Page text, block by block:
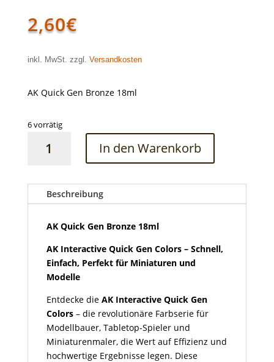
2,60€
inkl. MwSt. zzgl. Versandkosten
AK Quick Gen Bronze 18ml
6 vorrätig
Quick
18ml
Menge
In den Warenkorb
Beschreibung
AK Quick Gen Bronze 18ml
AK Interactive Quick Gen Colors – Schnell,
Einfach, Perfekt für Miniaturen und
Modelle
Entdecke die AK Interactive Quick Gen
Colors– die revolutionäre Farbserie für
Modellbauer, Tabletop-Spieler und
Miniaturenmaler, die Wert auf Effizienz und
hochwertige Ergebnisse legen. Diese